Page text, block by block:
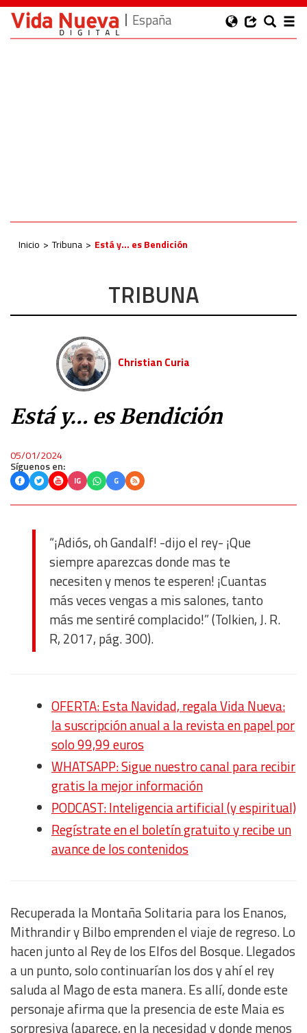
España
Inicio Tribuna Está y… es Bendición
TRIBUNA
Christian Curia
Está y… es Bendición
05/01/2024
Síguenos en:
IG G
“¡Adiós, oh Gandalf! -dijo el rey- ¡Que
siempre aparezcas donde mas te
necesiten y menos te esperen! ¡Cuantas
más veces vengas a mis salones, tanto
más me sentiré complacido!” (Tolkien, J. R.
R, 2017, pág. 300).
OFERTA: Esta Navidad, regala Vida Nueva:
la suscripción anual a la revista en papel por
solo 99,99 euros
WHATSAPP: Sigue nuestro canal para recibir
gratis la mejor información
PODCAST: Inteligencia artificial (y espiritual)
Regístrate en el boletín gratuito y recibe un
avance de los contenidos
Recuperada la Montaña Solitaria para los Enanos,
Mithrandir y Bilbo emprenden el viaje de regreso. Lo
hacen junto al Rey de los Elfos del Bosque. Llegados
a un punto, solo continuarían los dos y ahí el rey
saluda al Mago de esta manera. Es allí, donde este
personaje afirma que la presencia de este Maia es
sorpresiva (aparece, en la necesidad y donde menos